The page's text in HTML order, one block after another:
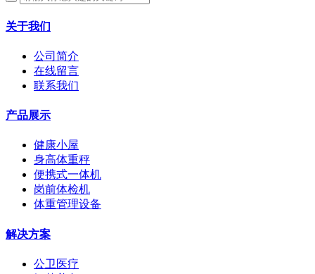
关于我们
公司简介
在线留言
联系我们
产品展示
健康小屋
身高体重秤
便携式一体机
岗前体检机
体重管理设备
解决方案
公卫医疗